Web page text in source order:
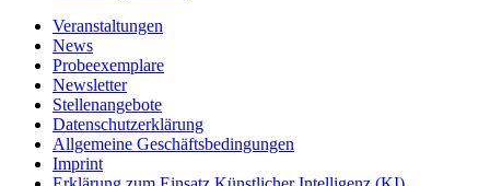
Veranstaltungen
News
Probeexemplare
Newsletter
Stellenangebote
Datenschutzerklärung
Allgemeine Geschäftsbedingungen
Imprint